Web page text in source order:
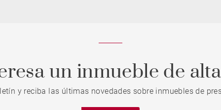
un inmueble de
y reciba las últimas novedades sobre inmuebles de